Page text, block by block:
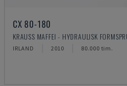
CX 80-180
KRAUSS MAFFEI - HYDRAULISK
IRLAND 2010 80.000 tim.